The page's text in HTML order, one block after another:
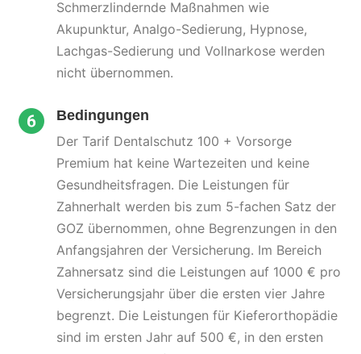
Schmerzlindernde Maßnahmen wie
Akupunktur, Analgo-Sedierung, Hypnose,
Lachgas-Sedierung und Vollnarkose werden
nicht übernommen.
Bedingungen
Der Tarif Dentalschutz 100 + Vorsorge
Premium hat keine Wartezeiten und keine
Gesundheitsfragen. Die Leistungen für
Zahnerhalt werden bis zum 5-fachen Satz der
GOZ übernommen, ohne Begrenzungen in den
Anfangsjahren der Versicherung. Im Bereich
Zahnersatz sind die Leistungen auf 1000 € pro
Versicherungsjahr über die ersten vier Jahre
begrenzt. Die Leistungen für Kieferorthopädie
sind im ersten Jahr auf 500 €, in den ersten